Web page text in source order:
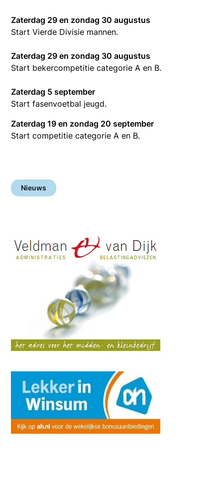
Zaterdag 29 en zondag 30 augustus
Start Vierde Divisie mannen.
Zaterdag 29 en zondag 30 augustus
Start bekercompetitie categorie A en B.
Zaterdag 5 september
Start fasenvoetbal jeugd.
Zaterdag 19 en zondag 20 september
Start competitie categorie A en B.
Nieuws